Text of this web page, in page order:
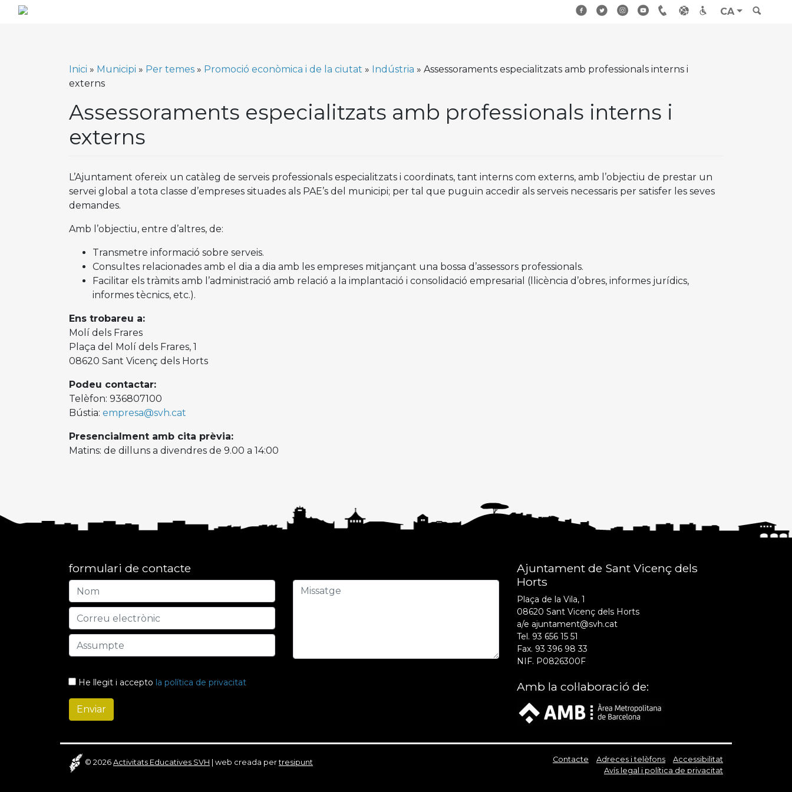
Skip
CA
Inici » Municipi » Per temes » Promoció econòmica i de la ciutat » Indústria » Assessoraments especialitzats amb professionals interns i
externs
Assessoraments especialitzats amb professionals interns i
externs
L’Ajuntament ofereix un catàleg de serveis professionals especialitzats i coordinats, tant interns com externs, amb l’objectiu de prestar un
servei global a tota classe d’empreses situades als PAE’s del municipi; per tal que puguin accedir als serveis necessaris per satisfer les seves
demandes.
Amb l’objectiu, entre d’altres, de:
Transmetre informació sobre serveis.
Consultes relacionades amb el dia a dia amb les empreses mitjançant una bossa d’assessors professionals.
Facilitar els tràmits amb l’administració amb relació a la implantació i consolidació empresarial (llicència d’obres, informes jurídics,
informes tècnics, etc.).
Ens trobareu a:
Molí dels Frares
Plaça del Molí dels Frares, 1
08620 Sant Vicenç dels Horts
Podeu contactar:
Telèfon: 936807100
Bústia: empresa@svh.cat
Presencialment amb cita prèvia:
Matins: de dilluns a divendres de 9.00 a 14:00
formulari de contacte
He llegit i accepto la política de privacitat
Ajuntament de Sant Vicenç dels
Horts
Plaça de la Vila, 1
08620 Sant Vicenç dels Horts
a/e ajuntament@svh.cat
Tel. 93 656 15 51
Fax. 93 396 98 33
NIF. P0826300F
Amb la col·laboració de:
© 2026 Activitats Educatives SVH web creada pertresipunt Contacte Adreces i telèfons
Accessibilitat
Avís legal i política de privacitat